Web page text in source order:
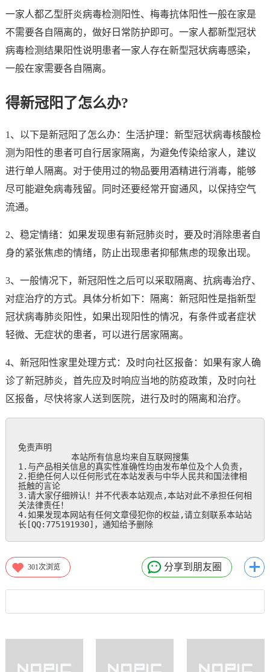
一家人都乙型肝炎病毒检测阳性、梅毒抗体阳性一般在家是
不需要各自隔离的，做好日常防护即可。一家人都新型冠状
病毒检测结果阳性说明患者一家人存在新型冠状病毒感染，
一般在家需要各自隔离。
得新冠阳了怎么办?
1、以下是新冠阳了怎么办：生活护理：新型冠状病毒核酸检
测为阳性的患者可自行居家隔离，为避免传染给家人，建议
进行单人隔离。对于使用过的物品要用酒精进行消毒，能够
尽可能避免病毒残留。同时还要经常开窗通风，以保持空气
流通。
2、稳定情绪：如果发现患有新冠肺炎时，要及时消除患者自
身的紧张焦虑的情绪，防止出现患者抑郁焦虑的现象出现。
3、一般情况下，新冠阳性之后可以采取隔离、抗病毒治疗、
对症治疗的方式。具体分析如下：隔离：新冠阳性是指新型
冠状病毒肺炎阳性，如果出现阳性的情况，有条件或者症状
轻微、无症状的患者，可以进行居家隔离。
4、新冠阳性家里处理方式：及时向社区报备：如果有家人确
诊了新冠肺炎，首先应及时响应当地的防疫政策，及时向社
区报备，尽快将家人送到医院，进行及时的隔离和治疗。
免责声明
本站所有信息均来自互联网搜集
1.与产品相关信息的真实性准确性均由发布单位及个人负责，
2.拒绝任何人以任何形式在本站发表与中华人民共和国法律相
抵触的言论
3.请大家仔细辨认！并不代表本站观点,本站对此不承担任何相
关法律责任！
4.如果发现本网站有任何文章侵犯你的权益,请立刻联系本站站
长[QQ:775191930]，通知给予删除
301次浏览 分享到朋友圈